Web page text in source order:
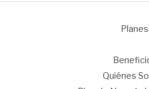
Planes
Quiénes